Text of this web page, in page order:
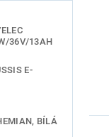
36V/13AH
E-
BÍLÁ